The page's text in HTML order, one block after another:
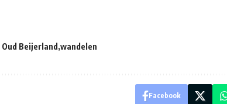
Oud Beijerland wandelen
Facebook